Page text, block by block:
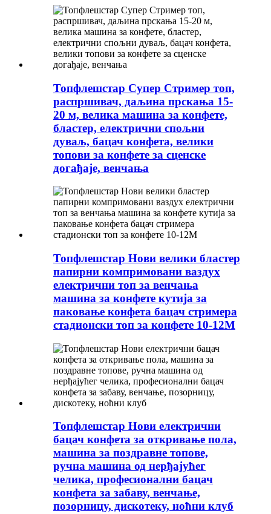
Топфлешстар Супер Стример топ,
распршивач, даљина прскања 15-
20 м, велика машина за конфете,
бластер, електрични спољни
дуваљ, бацач конфета, велики
топови за конфете за сценске
догађаје, венчања
Топфлешстар Нови велики бластер
папирни компримовани ваздух
електрични топ за венчања
машина за конфете кутија за
паковање конфета бацач стримера
стадионски топ за конфете 10-12М
Топфлешстар Нови електрични
бацач конфета за откривање пола,
машина за поздравне топове,
ручна машина од нерђајућег
челика, професионални бацач
конфета за забаву, венчање,
позорницу, дискотеку, ноћни клуб